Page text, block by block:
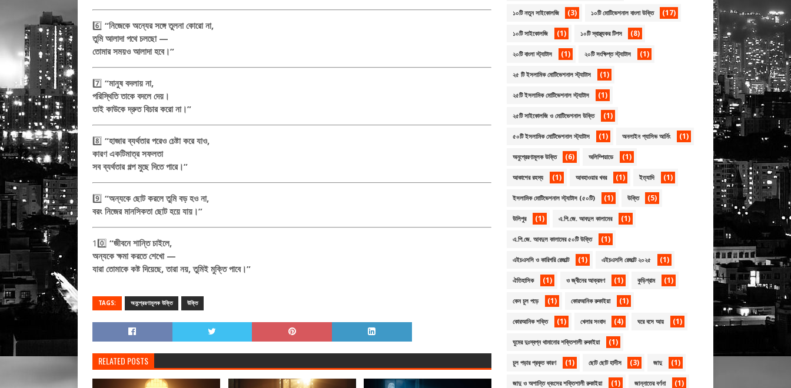
6️⃣ “নিজেকে অন্যের সঙ্গে তুলনা কোরো না,
তুমি আলাদা পথে চলছো —
তোমার সময়ও আলাদা হবে।”
7️⃣ “মানুষ বদলায় না,
পরিস্থিতি তাকে বদলে দেয়।
তাই কাউকে দ্রুত বিচার করো না।”
8️⃣ “হাজার ব্যর্থতার পরেও চেষ্টা করে যাও,
কারণ একটিমাত্র সফলতা
সব ব্যর্থতার গল্প মুছে দিতে পারে।”
9️⃣ “অন্যকে ছোট করলে তুমি বড় হও না,
বরং নিজের মানসিকতা ছোট হয়ে যায়।”
10️⃣ “জীবনে শান্তি চাইলে,
অন্যকে ক্ষমা করতে শেখো —
যারা তোমাকে কষ্ট দিয়েছে, তারা নয়, তুমিই মুক্তি পাবে।”
TAGS: অনুপ্রেরণামূলক উক্তি উক্তি
RELATED POSTS
১০টি নতুন সাইকোলজি (3) ১০টি মোটিভেশনাল বাংলা উক্তি (17)
১০টি সাইকোলজি (1) ১০টি স্বাস্থ্যকর টিপস (8)
২০টি বাংলা স্ট্যাটাস (1) ২০টি সংক্ষিপ্ত স্ট্যাটাস (1)
২৫ টি ইসলামিক মোটিভেশনাল স্ট্যাটাস (1)
২৫টি ইসলামিক মোটিভেশনাল স্ট্যাটাস (1)
২৫টি সাইকোলজি ও মোটিভেশনাল উক্তি (1)
৫০টি ইসলামিক মোটিভেশনাল স্ট্যাটাস (1) অনলাইন প্যাসিভ আর্নিং (1)
অনুপ্রেরণামূলক উক্তি (6) অলিম্পিয়াডে (1)
আকাশের রহস্য (1) আবহাওয়ার খবর (1) ইত্যাদি (1)
ইসলামিক মোটিভেশনাল স্ট্যাটাস (৫০টি) (1) উক্তি (5)
উলিপুর (1) এ.পি.জে. আবদুল কালামের (1)
এ.পি.জে. আবদুল কালামের ৫০টি উক্তি (1)
এইচএসসি ও কারিগরি রেজাল্ট (1) এইচএসসি রেজাল্ট ২০২৫ (1)
ঐতিহাসিক (1) ও জ্বীনের আক্রমণ (1) কুড়িগ্রাম (1)
কেন চুল পড়ে (1) কোরআনিক রুকাইয়া (1)
কোরআনিক শক্তি (1) খেলার সংবাদ (4) ঘরে বসে আয় (1)
ঘুমের দুঃস্বপ্ন থামানোর শক্তিশালী রুকাইয়া (1)
চুল পড়ার প্রকৃত কারণ (1) ছোট ছোট হাদীস (3) জাদু (1)
জাদু ও অশান্তি ধ্বংসের শক্তিশালী রুকাইয়া (1) জান্নাতের বর্ণনা (1)